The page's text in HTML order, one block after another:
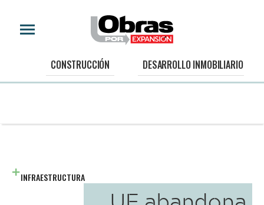
CONSTRUCCIÓN DESARROLLO INMOBILIARIO
INFRAESTRUCTURA